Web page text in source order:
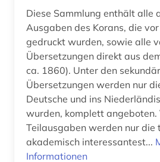
Diese Sammlung enthält alle
Ausgaben des Korans, die
gedruckt wurden, sowie alle
Übersetzungen direkt aus
ca. 1860). Unter den
Übersetzungen werden nur
Deutsche und ins
wurden, komplett angeboten.
Teilausgaben werden nur die
akademisch interessantest...
Informationen